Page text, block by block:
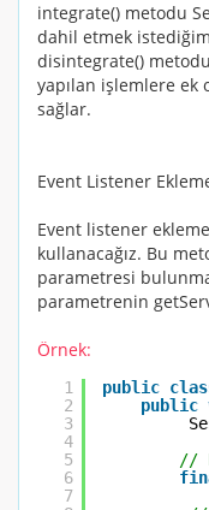
integrate() metodu
dahil etmek
disintegrate()
yapılan işlemlere
sağlar.
Event Listener
Event listener
kullanacağız. Bu
parametresi
parametrenin
Örnek:
1
2
3
4
5
6
7
public
public
//